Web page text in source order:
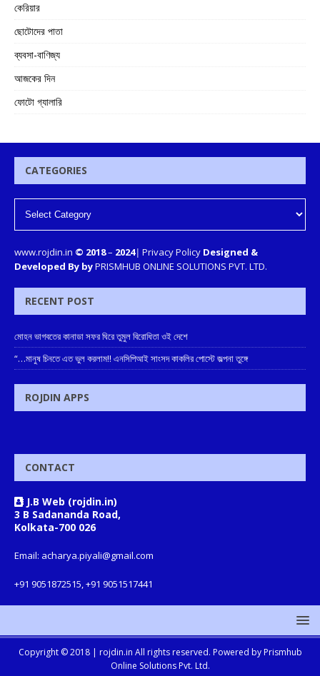
কেরিয়ার
ছোটোদের পাতা
ব্যবসা-বাণিজ্য
আজকের দিন
ফোটো গ্যালারি
CATEGORIES
www.rojdin.in © 2018– 2024| Privacy Policy Designed &
Developed By byPRISMHUB ONLINE SOLUTIONS PVT. LTD.
RECENT POST
মোহন ভাগবতের কানাডা সফর ঘিরে তুমুল বিরোধিতা ওই দেশে
“…মানুষ চিনতে এত ভুল করলাম!! এনসিপিআই সাংসদ কাকলির পোস্টে জল্পনা তুঙ্গে
ROJDIN APPS
CONTACT
J.B Web (rojdin.in)
3 B Sadananda Road,
Kolkata-700 026
Email: acharya.piyali@gmail.com
+91 9051872515, +91 9051517441
Copyright © 2018 | rojdin.in All rights reserved. Powered by Prismhub
Online Solutions Pvt. Ltd.